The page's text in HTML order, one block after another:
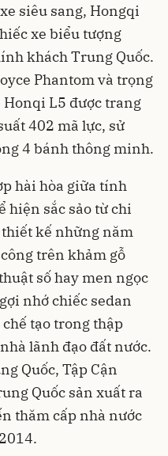
siêu sang, Hongqi
xe biểu tượng
khách Trung Quốc.
Phantom và trọng
L5 được trang
402 mã lực, sử
4 bánh thông minh.
hài hòa giữa tính
hiện sắc sảo từ chi
kế những năm
trên khảm gỗ
số hay men ngọc
nhớ chiếc sedan
tạo trong thập
lãnh đạo đất nước.
Quốc, Tập Cận
Quốc sản xuất ra
thăm cấp nhà nước